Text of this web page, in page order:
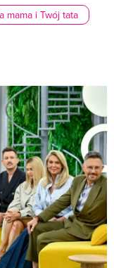
mama i Twój tata